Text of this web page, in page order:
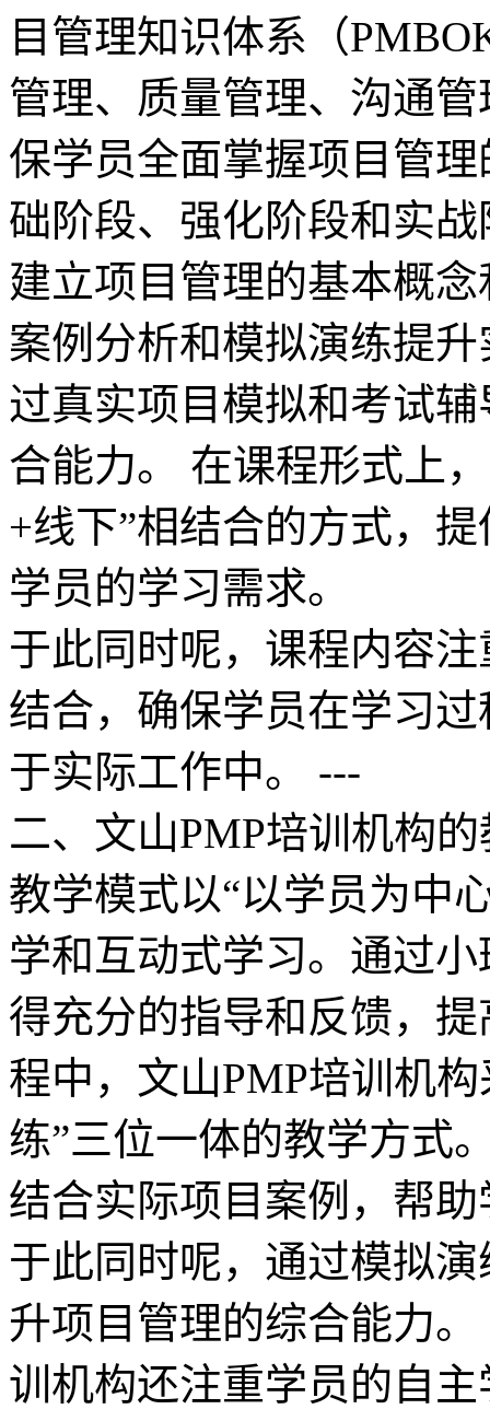
目管理知识体系（
管理、质量管理、沟通
保学员全面掌握项目管
础阶段、强化阶段和实
建立项目管理的基本概
案例分析和模拟演练提
过真实项目模拟和考试
合能力。 在课程形式上
+线下”相结合的方式，
学员的学习需求。
于此同时呢，课程内容
结合，确保学员在学习
于实际工作中。 ---
二、文山PMP培训机构
教学模式以“以学员为中
学和互动式学习。通过
得充分的指导和反馈，
程中，文山PMP培训机
练”三位一体的教学方式
结合实际项目案例，帮
于此同时呢，通过模拟
升项目管理的综合能力
训机构还注重学员的自